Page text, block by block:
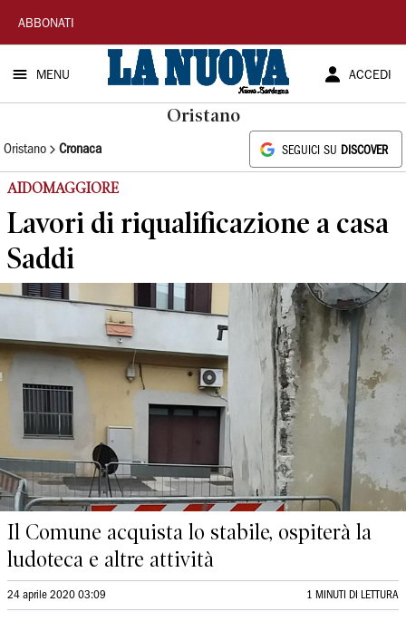
La
Nuova
Sardegna
ABBONATI
MENU ACCEDI
Oristano
Oristano Cronaca SEGUICI SU DISCOVER
AIDOMAGGIORE
Lavori di riqualificazione a casa
Saddi
Il Comune acquista lo stabile, ospiterà la
ludoteca e altre attività
24 aprile 2020 03:09 1 MINUTI DI LETTURA